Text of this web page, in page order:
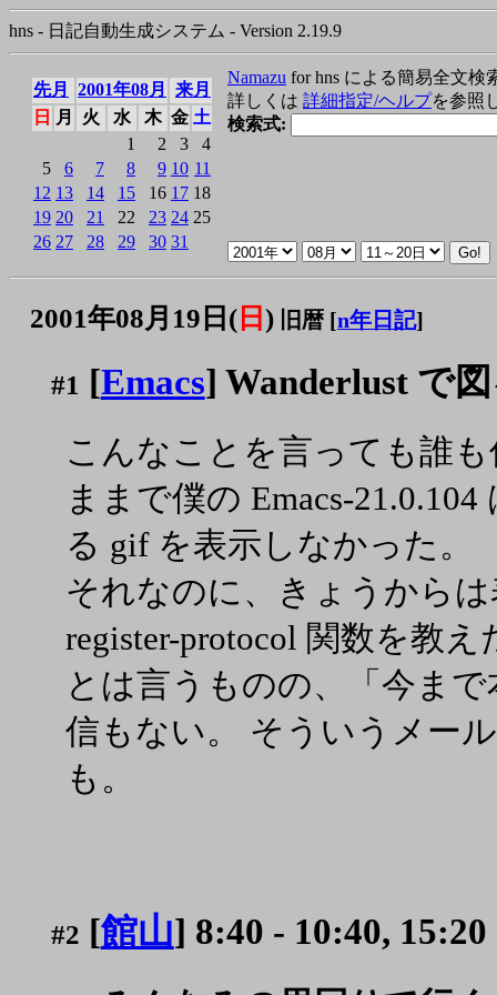
hns - 日記自動生成システム - Version 2.19.9
先月 2001年08月
来月
日
月 火 水 木 金 土
1
2 3
4
5
6 7 8 9 10 11
12 13 14 15 16 17 18
19 20 21 22 23 24 25
26 27 28 29 30 31
Namazu for hns による簡易全文検
詳しくは 詳細指定/ヘルプを参照
検索式:
2001年08月19日( 日 ) 旧暦 [n年日記]
#1 [Emacs] Wanderlust で
こんなことを言っても誰
ままで僕の Emacs-
る gif を表示しなかった。
それなのに、きょうから
register-protocol 関数を教え
とは言うものの、「今ま
信もない。 そういうメー
も。
#2 [館山] 8:40 - 10:40, 15:20